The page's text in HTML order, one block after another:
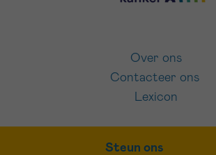
Over ons
Contacteer ons
Lexicon
Steun ons